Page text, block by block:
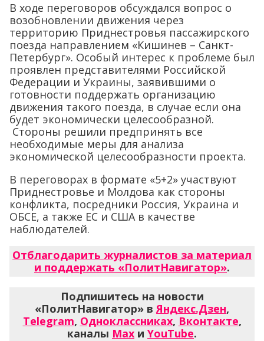
В ходе переговоров обсуждался вопрос о
возобновлении движения через
территорию Приднестровья пассажирского
поезда направлением «Кишинев – Санкт-
Петербург». Особый интерес к проблеме был
проявлен представителями Российской
Федерации и Украины, заявившими о
готовности поддержать организацию
движения такого поезда, в случае если она
будет экономически целесообразной.
Стороны решили предпринять все
необходимые меры для анализа
экономической целесообразности проекта.
В переговорах в формате «5+2» участвуют
Приднестровье и Молдова как стороны
конфликта, посредники Россия, Украина и
ОБСЕ, а также ЕС и США в качестве
наблюдателей.
Отблагодарить журналистов за материал
и поддержать «ПолитНавигатор».
Подпишитесь на новости
«ПолитНавигатор» вЯндекс.Дзен,
Telegram, Одноклассниках, Вконтакте,
каналы Max и YouTube.